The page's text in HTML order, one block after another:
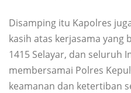
Disamping itu Kapolres
kasih atas kerjasama yang
1415 Selayar, dan seluruh
membersamai Polres
keamanan dan ketertiban